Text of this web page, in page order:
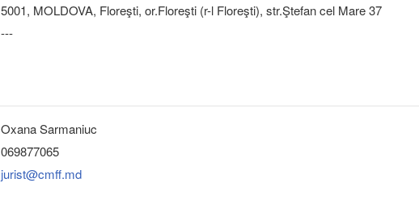
5001, MOLDOVA, Floreşti, or.Floreşti (r-l Floreşti), str.Ştefan cel Mare 37
---
Oxana Sarmaniuc
069877065
jurist@cmff.md